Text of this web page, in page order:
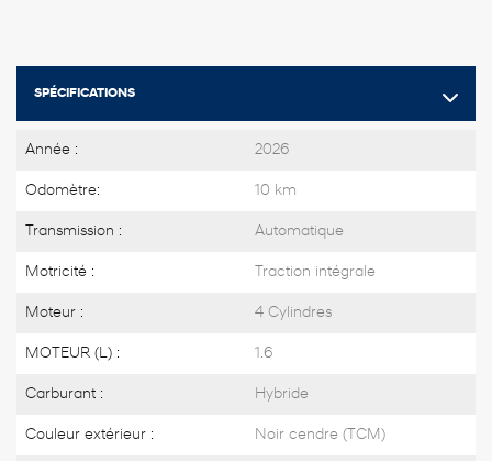
SPÉCIFICATIONS
Année : 2026
Odomètre: 10 km
Transmission : Automatique
Motricité : Traction intégrale
Moteur : 4 Cylindres
MOTEUR (L) : 1.6
Carburant : Hybride
Couleur extérieur : Noir cendre (TCM)